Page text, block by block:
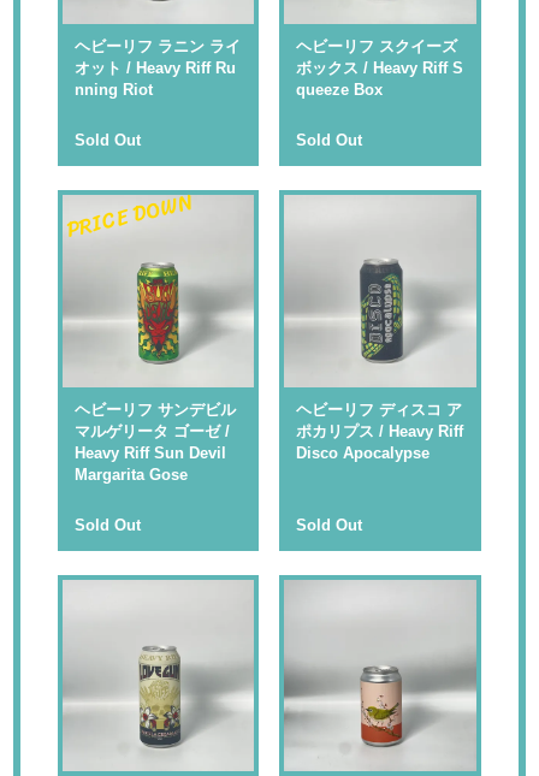
ヘビーリフ ラニン ライ
オット / Heavy Riff Ru
nning Riot
Sold Out
ヘビーリフ スクイーズ
ボックス / Heavy Riff S
queeze Box
Sold Out
PRICE DOWN
ヘビーリフ サンデビル
マルゲリータ ゴーゼ /
Heavy Riff Sun Devil
Margarita Gose
Sold Out
ヘビーリフ ディスコ ア
ポカリプス / Heavy Riff
Disco Apocalypse
Sold Out